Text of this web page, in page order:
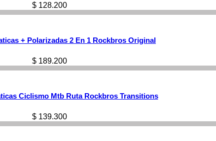
$128.200
+ Polarizadas 2 En 1 Rockbros Original
$189.200
Ciclismo Mtb Ruta Rockbros Transitions
$139.300